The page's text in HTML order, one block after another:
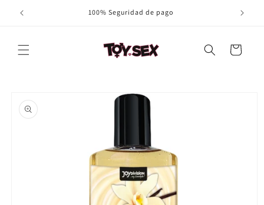
directamente
100% Seguridad de pago
Carrito
a la
información